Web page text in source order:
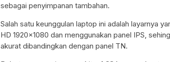
sebagai penyimpanan tambahan.
Salah satu keunggulan laptop ini adalah layarnya
HD 1920×1080 dan menggunakan panel IPS,
akurat dibandingkan dengan panel TN.